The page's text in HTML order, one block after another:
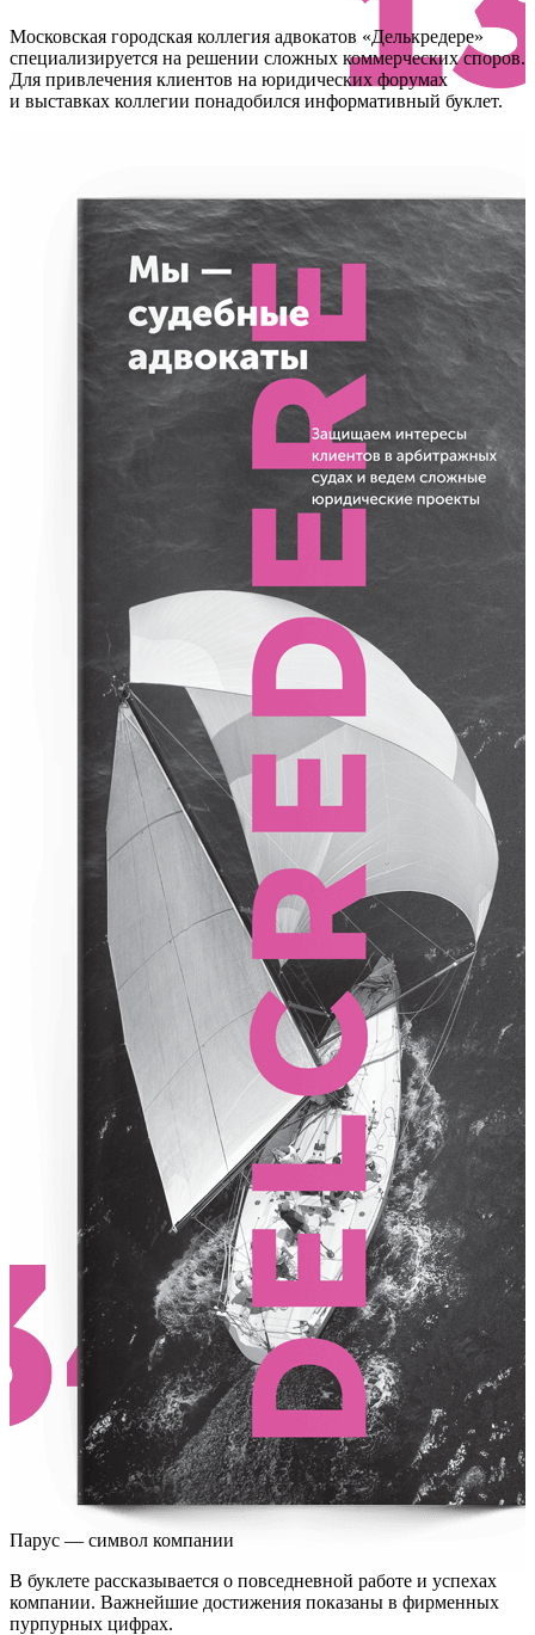
Московская городская коллегия адвокатов «Делькредере»
специализируется на решении сложных коммерческих споров.
Для привлечения клиентов на юридических форумах
и выставках коллегии понадобился информативный буклет.
Парус — символ компании
В буклете рассказывается о повседневной работе и успехах
компании. Важнейшие достижения показаны в фирменных
пурпурных цифрах.